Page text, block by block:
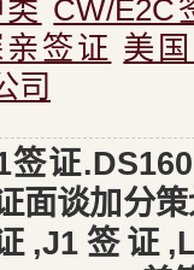
CW/E2C
签证 美
司
证
面谈加分
,J1签证